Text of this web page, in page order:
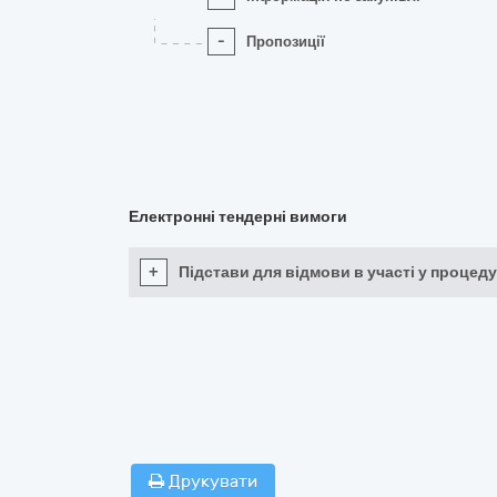
- Пропозиції
Електронні тендерні вимоги
+ Підстави для відмови в участі у
Друкувати